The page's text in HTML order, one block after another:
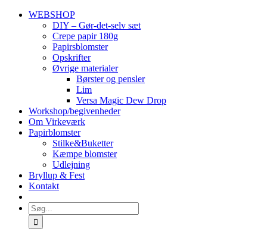
Skip
WEBSHOP
DIY – Gør-det-selv sæt
Crepe papir 180g
Papirsblomster
Opskrifter
Øvrige materialer
Børster og pensler
Lim
Versa Magic Dew Drop
Workshop/begivenheder
Om Virkeværk
Papirblomster
Stilke&Buketter
Kæmpe blomster
Udlejning
Bryllup & Fest
Kontakt
Søg
efter: